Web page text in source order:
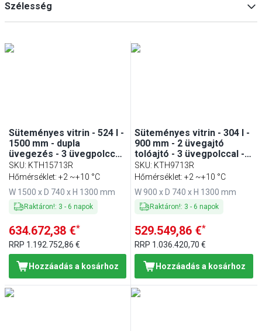
Szélesség
Süteményes vitrin - 524 l -
1500 mm - dupla
üvegezés - 3 üvegpolccal
- LED világítással -
rozsdamentes acél
SKU: KTH15713R
Hőmérséklet: +2 ~+10 °C
W 1500 x D 740 x H 1300 mm
Raktáron!: 3 - 6 napok
634.672,38 €*
RRP 1.192.752,86 €
Hozzáadás a kosárhoz
Süteményes vitrin - 304 l -
900 mm - 2 üvegajtó
tolóajtó - 3 üvegpolccal -
LED világítással, R290
SKU: KTH9713R
Hőmérséklet: +2 ~+10 °C
W 900 x D 740 x H 1300 mm
Raktáron!: 3 - 6 napok
529.549,86 €*
RRP 1.036.420,70 €
Hozzáadás a kosárhoz